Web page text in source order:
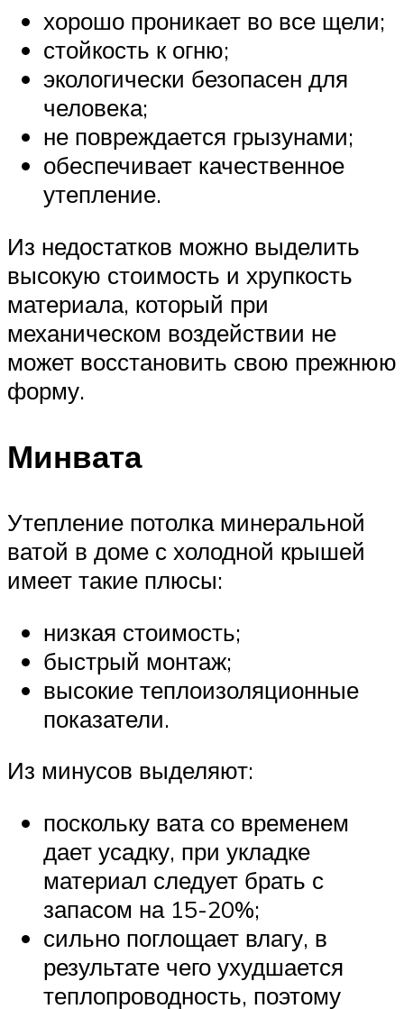
хорошо проникает во все щели;
стойкость к огню;
экологически безопасен для
человека;
не повреждается грызунами;
обеспечивает качественное
утепление.
Из недостатков можно выделить
высокую стоимость и хрупкость
материала, который при
механическом воздействии не
может восстановить свою прежнюю
форму.
Минвата
Утепление потолка минеральной
ватой в доме с холодной крышей
имеет такие плюсы:
низкая стоимость;
быстрый монтаж;
высокие теплоизоляционные
показатели.
Из минусов выделяют:
поскольку вата со временем
дает усадку, при укладке
материал следует брать с
запасом на 15-20%;
сильно поглощает влагу, в
результате чего ухудшается
теплопроводность, поэтому